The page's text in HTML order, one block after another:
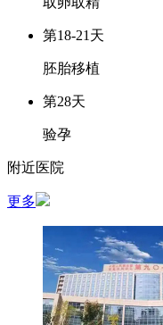
第18-21天
胚胎移植
第28天
验孕
附近医院
更多